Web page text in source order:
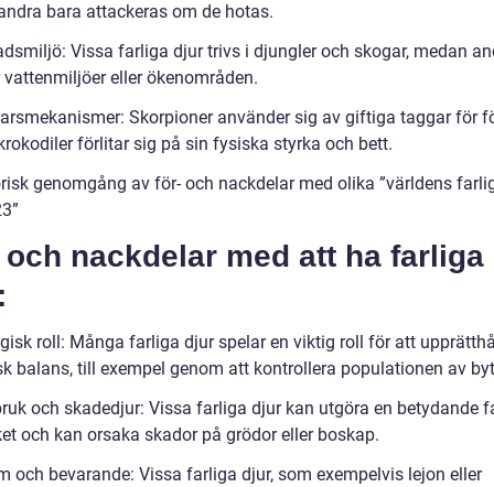
bara attackeras om de hotas.
Vissa farliga djur trivs i djungler och skogar, medan
eller ökenområden.
Skorpioner använder sig av giftiga taggar för
förlitar sig på sin fysiska styrka och bett.
genomgång av för- och nackdelar med olika ”världens
och nackdelar med att ha farliga
roll: Många farliga djur spelar en viktig roll för att
balans, till exempel genom att kontrollera populationen av
och skadedjur: Vissa farliga djur kan utgöra en betydande
och kan orsaka skador på grödor eller boskap.
och bevarande: Vissa farliga djur, som exempelvis lejon eller